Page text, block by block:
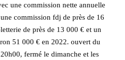
une commission nette annuelle
commission fdj de près de 16
de près de 13 000 € et un
51 000 € en 2022. ouvert du
fermé le dimanche et les